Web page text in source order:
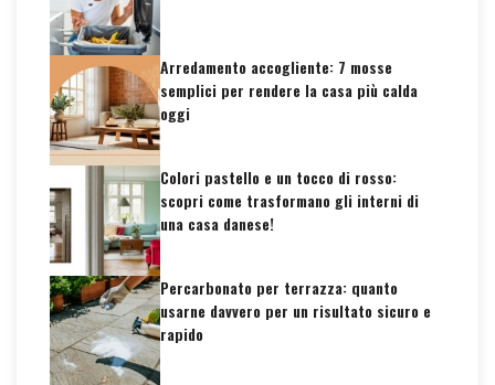
Arredamento accogliente: 7 mosse
semplici per rendere la casa più calda
oggi
Colori pastello e un tocco di rosso:
scopri come trasformano gli interni di
una casa danese!
Percarbonato per terrazza: quanto
usarne davvero per un risultato sicuro e
rapido